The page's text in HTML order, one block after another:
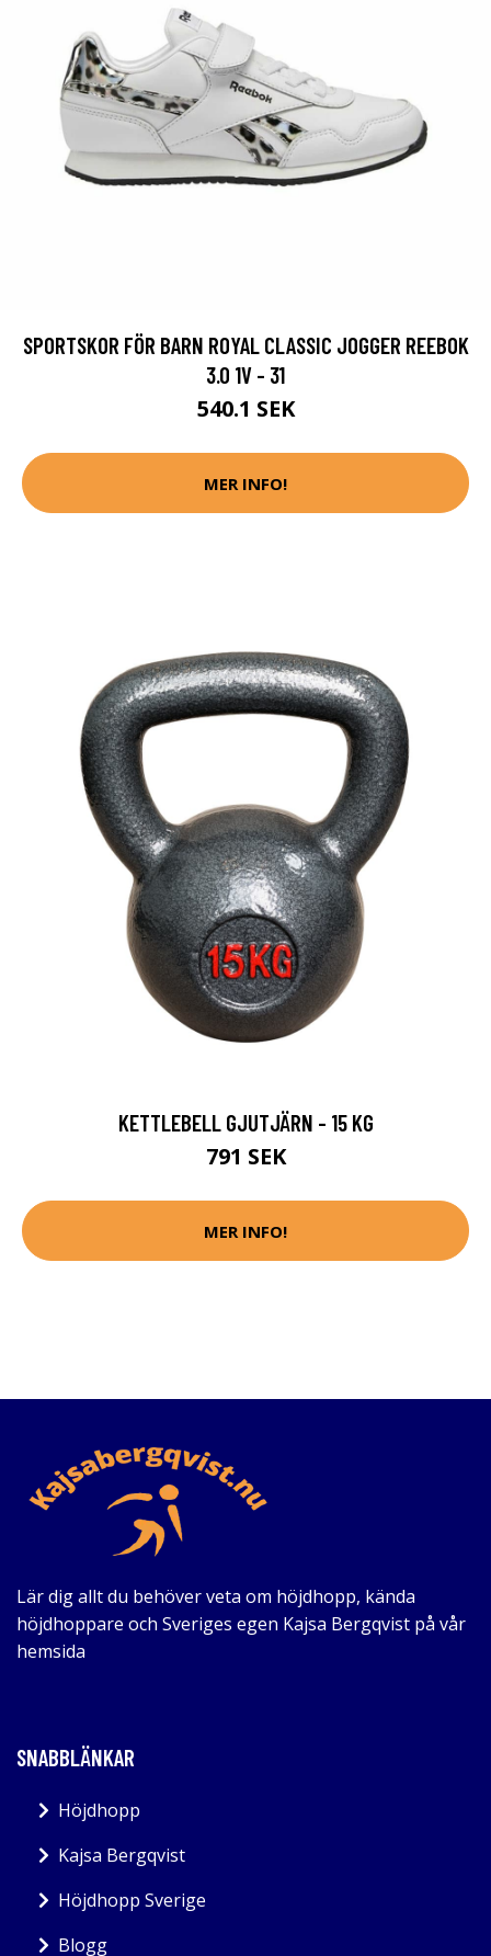
SPORTSKOR FÖR BARN ROYAL CLASSIC JOGGER REEBOK
3.0 1V - 31
540.1 SEK
MER INFO!
KETTLEBELL GJUTJÄRN - 15 KG
791 SEK
MER INFO!
Lär dig allt du behöver veta om höjdhopp, kända
höjdhoppare och Sveriges egen Kajsa Bergqvist på vår
hemsida
SNABBLÄNKAR
Höjdhopp
Kajsa Bergqvist
Höjdhopp Sverige
Blogg